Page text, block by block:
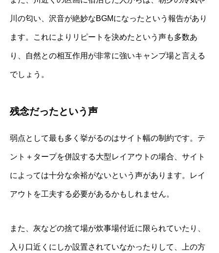
川の匂い、沢音が絶妙なBGMになったという報告があり
ます。これによりリピートを決めたという声も多数あ
り、自然との相互作用が非常に強いキャンプ場と言える
でしょう。
残念だったという声
弱点として最も多く挙がるのはサイト幅の制約です。テ
ント＋タープを併設する大型レイアウトの場合、サイト
によっては十分な余裕がないという声があります。レイ
アウトを工夫する必要があるかもしれません。
また、灰などの捨て場が炊事場付近に限られていたり、
入り口近くにしか設置されていなかったりして、上の方